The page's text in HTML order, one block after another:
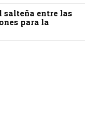
salteña entre las
para la